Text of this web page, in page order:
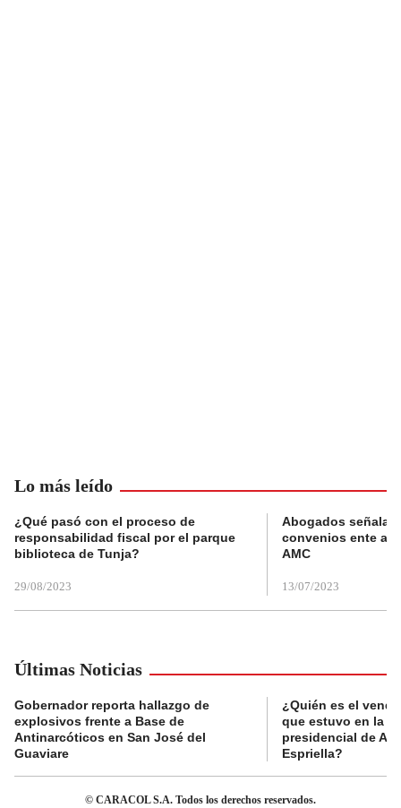
Lo más leído
¿Qué pasó con el proceso de
responsabilidad fiscal por el parque
biblioteca de Tunja?
29/08/2023
Abogados
convenios ente
AMC
13/07/2023
Últimas Noticias
Gobernador reporta hallazgo de
explosivos frente a Base de
Antinarcóticos en San José del
Guaviare
¿Quién es el
que estuvo en la
presidencial de
Espriella?
© CARACOL S.A. Todos los derechos reservados.